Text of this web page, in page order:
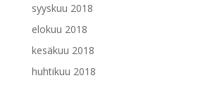
syyskuu 2018
elokuu 2018
kesäkuu 2018
huhtikuu 2018